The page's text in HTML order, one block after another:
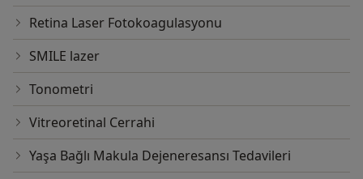
Retina Laser Fotokoagulasyonu
SMILE lazer
Tonometri
Vitreoretinal Cerrahi
Yaşa Bağlı Makula Dejeneresansı Tedavileri